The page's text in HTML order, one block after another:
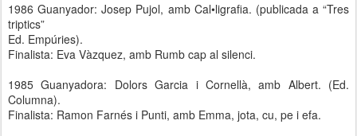
1986 Guanyador: Josep Pujol, amb Cal•ligrafia. (publicada a “Tres
triptics”
Ed. Empúries).
Finalista: Eva Vàzquez, amb Rumb cap al silenci.
1985 Guanyadora: Dolors Garcia i Cornellà, amb Albert. (Ed.
Columna).
Finalista: Ramon Farnés i Punti, amb Emma, jota, cu, pe i efa.